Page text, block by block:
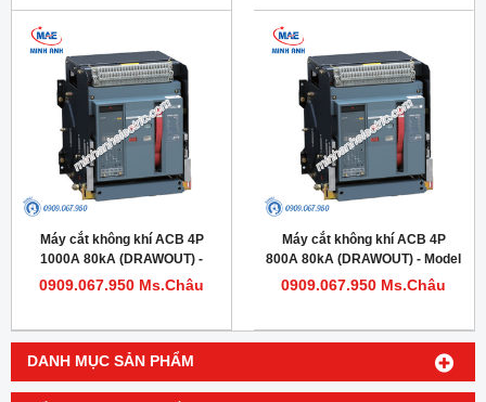
DANH MỤC SẢN PHẨM
Máy cắt không khí ACB 4P
1000A 80kA (DRAWOUT) -
Model HDW620104DHVV56M
0909.067.950 Ms.Châu
Máy cắt không khí ACB 4P
800A 80kA (DRAWOUT) - Model
HDW620084DHVV56M
0909.067.950 Ms.Châu